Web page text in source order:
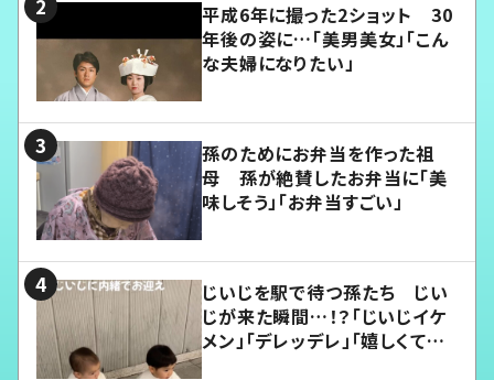
平成6年に撮った2ショット 30
年後の姿に…「美男美女」「こん
な夫婦になりたい」
孫のためにお弁当を作った祖
母 孫が絶賛したお弁当に「美
味しそう」「お弁当すごい」
じいじを駅で待つ孫たち じい
じが来た瞬間…！？「じいじイケ
メン」「デレッデレ」「嬉しくて可